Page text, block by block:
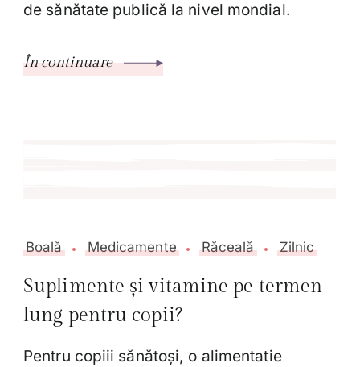
de sănătate publică la nivel mondial.
În continuare
Boală Medicamente Răceală Zilnic
Suplimente și vitamine pe termen
lung pentru copii?
Pentru copiii sănătoși, o alimentatie